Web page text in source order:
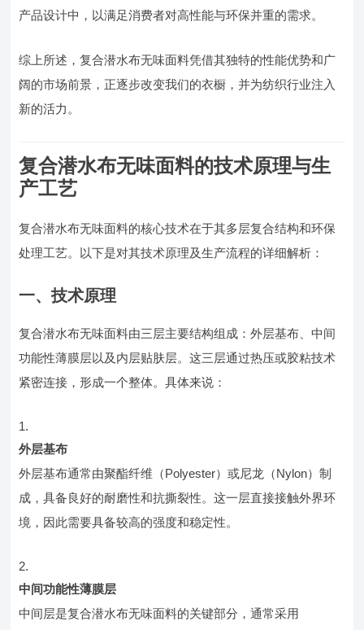
产品设计中，以满足消费者对高性能与环保并重的需求。
综上所述，复合潜水布无味面料凭借其独特的性能优势和广
阔的市场前景，正逐步改变我们的衣橱，并为纺织行业注入
新的活力。
复合潜水布无味面料的技术原理与生
产工艺
复合潜水布无味面料的核心技术在于其多层复合结构和环保
处理工艺。以下是对其技术原理及生产流程的详细解析：
一、技术原理
复合潜水布无味面料由三层主要结构组成：外层基布、中间
功能性薄膜层以及内层贴肤层。这三层通过热压或胶粘技术
紧密连接，形成一个整体。具体来说：
外层基布
外层基布通常由聚酯纤维（Polyester）或尼龙（Nylon）制
成，具备良好的耐磨性和抗撕裂性。这一层直接接触外界环
境，因此需要具备较高的强度和稳定性。
中间功能性薄膜层
中间层是复合潜水布无味面料的关键部分，通常采用